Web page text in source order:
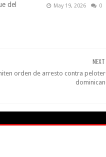
del
May 19, 2026 0
NEXT
orden de arresto contra